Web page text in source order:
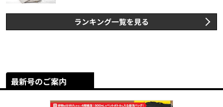
ランキング一覧を見る
最新号のご案内